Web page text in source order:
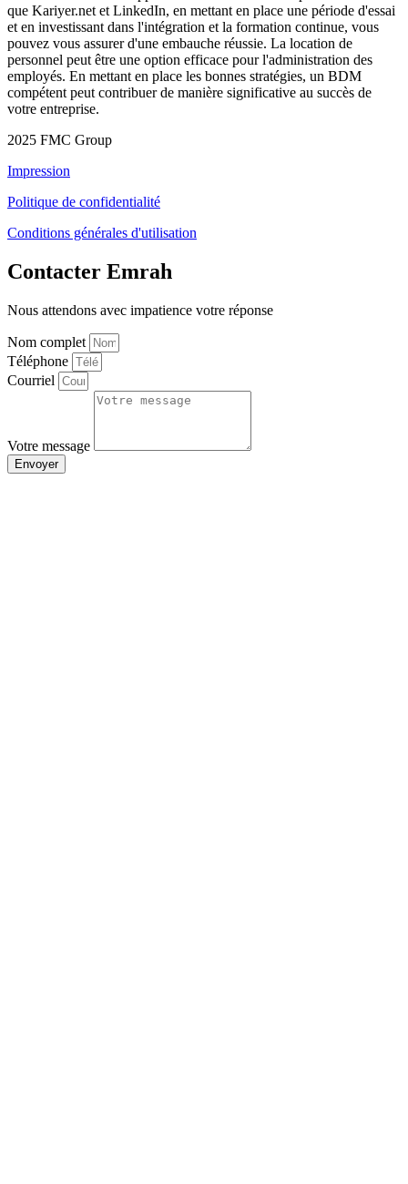
que Kariyer.net et LinkedIn, en mettant en place une période d'essai
et en investissant dans l'intégration et la formation continue, vous
pouvez vous assurer d'une embauche réussie. La location de
personnel peut être une option efficace pour l'administration des
employés. En mettant en place les bonnes stratégies, un BDM
compétent peut contribuer de manière significative au succès de
votre entreprise.
2025 FMC Group
Impression
Politique de confidentialité
Conditions générales d'utilisation
Contacter Emrah
Nous attendons avec impatience votre réponse
Nom complet
Téléphone
Courriel
Votre message
Envoyer